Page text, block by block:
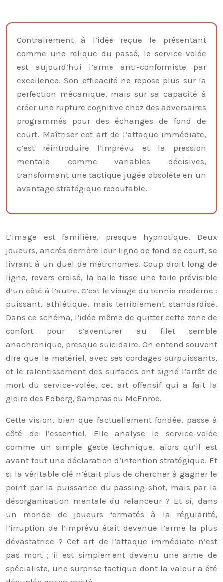
Contrairement à l’idée reçue le présentant
comme une relique du passé, le service-volée
est aujourd’hui l’arme anti-conformiste par
excellence. Son efficacité ne repose plus sur la
perfection mécanique, mais sur sa capacité à
créer une rupture cognitive chez des adversaires
programmés pour des échanges de fond de
court. Maîtriser cet art de l’attaque immédiate,
c’est réintroduire l’imprévu et la pression
mentale comme variables décisives,
transformant une tactique jugée obsolète en un
avantage stratégique redoutable.
L’image est familière, presque hypnotique. Deux
joueurs, ancrés derrière leur ligne de fond de court, se
livrant à un duel de métronomes. Coup droit long de
ligne, revers croisé, la balle tisse une toile prévisible
d’un côté à l’autre. C’est le visage du tennis moderne :
puissant, athlétique, mais terriblement standardisé.
Dans ce schéma, l’idée même de quitter cette zone de
confort pour s’aventurer au filet semble
anachronique, presque suicidaire. On entend souvent
dire que le matériel, avec ses cordages surpuissants,
et le ralentissement des surfaces ont signé l’arrêt de
mort du service-volée, cet art offensif qui a fait la
gloire des Edberg, Sampras ou McEnroe.
Cette vision, bien que factuellement fondée, passe à
côté de l’essentiel. Elle analyse le service-volée
comme un simple geste technique, alors qu’il est
avant tout une déclaration d’intention stratégique. Et
si la véritable clé n’était plus de chercher à gagner le
point par la puissance du passing-shot, mais par la
désorganisation mentale du relanceur ? Et si, dans
un monde de joueurs formatés à la régularité,
l’irruption de l’imprévu était devenue l’arme la plus
dévastatrice ? Cet art de l’attaque immédiate n’est
pas mort ; il est simplement devenu une arme de
spécialiste, une surprise tactique dont la valeur a été